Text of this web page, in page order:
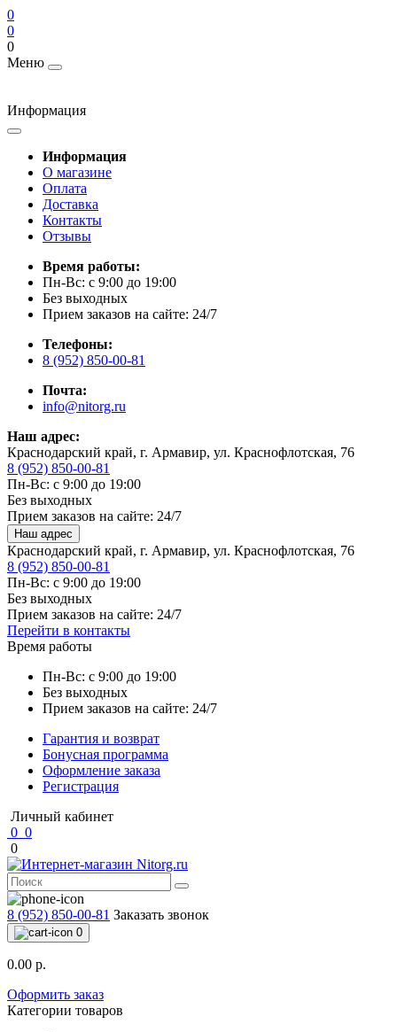
0
0
0
Меню
Информация
Информация
О магазине
Оплата
Доставка
Контакты
Отзывы
Время работы:
Пн-Вс: с 9:00 до 19:00
Без выходных
Прием заказов на сайте: 24/7
Телефоны:
8 (952) 850-00-81
Почта:
info@nitorg.ru
Наш адрес:
Краснодарский край, г. Армавир, ул. Краснофлотская, 76
8 (952) 850-00-81
Пн-Вс: с 9:00 до 19:00
Без выходных
Прием заказов на сайте: 24/7
Наш адрес
Краснодарский край, г. Армавир, ул. Краснофлотская, 76
8 (952) 850-00-81
Пн-Вс: с 9:00 до 19:00
Без выходных
Прием заказов на сайте: 24/7
Перейти в контакты
Время работы
Пн-Вс: с 9:00 до 19:00
Без выходных
Прием заказов на сайте: 24/7
Гарантия и возврат
Бонусная программа
Оформление заказа
Регистрация
Личный кабинет
0 0
0
8 (952) 850-00-81 Заказать звонок
0
0.00 р.
Оформить заказ
Категории товаров